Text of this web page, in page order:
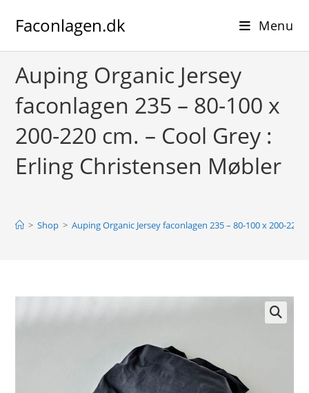
Faconlagen.dk Menu
Auping Organic Jersey
faconlagen 235 – 80-100 x
200-220 cm. – Cool Grey :
Erling Christensen Møbler
> Shop > Auping Organic Jersey faconlagen 235 – 80-100 x 200-